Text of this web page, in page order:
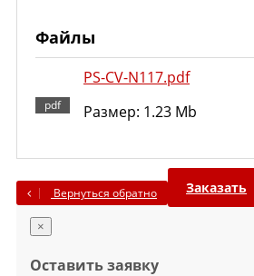
Файлы
PS-CV-N117.pdf
Размер: 1.23 Mb
Вернуться обратно Заказать
×
Оставить заявку